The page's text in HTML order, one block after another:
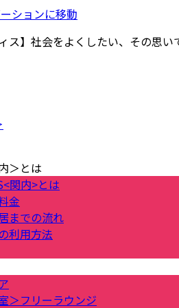
ションに移動
ス】社会をよくしたい、その思
＞とは
関内>とは
金
までの流れ
利用方法
＞フリーラウンジ